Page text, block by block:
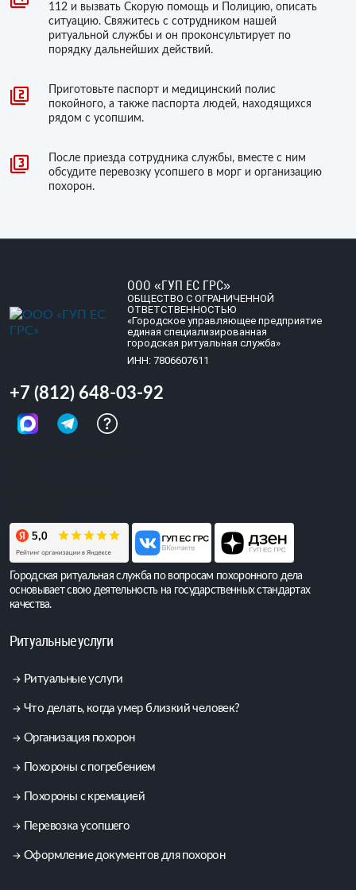
112 и вызвать Скорую помощь и Полицию, описать
ситуацию. Свяжитесь с сотрудником нашей
ритуальной службы и он проконсультирует по
порядку дальнейших действий.
Приготовьте паспорт и медицинский полис
покойного, а также паспорта людей, находящихся
рядом с усопшим.
После приезда сотрудника службы, вместе с ним
обсудите перевозку усопшего в морг и организацию
похорон.
ООО «ГУП ЕС ГРС»
ОБЩЕСТВО С ОГРАНИЧЕННОЙ
ОТВЕТСТВЕННОСТЬЮ
«Городское управляющее предприятие
единая специализированная
городская ритуальная служба»
ИНН: 7806607611
+7 (812) 648-03-92
Городская ритуальная служба по вопросам похоронного дела
основывает свою деятельность на государственных стандартах
качества.
Ритуальные услуги
Ритуальные услуги
Что делать, когда умер близкий человек?
Организация похорон
Похороны с погребением
Похороны с кремацией
Перевозка усопшего
Оформление документов для похорон